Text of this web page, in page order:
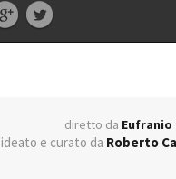
diretto da Eufranio
ideato e curato da Roberto